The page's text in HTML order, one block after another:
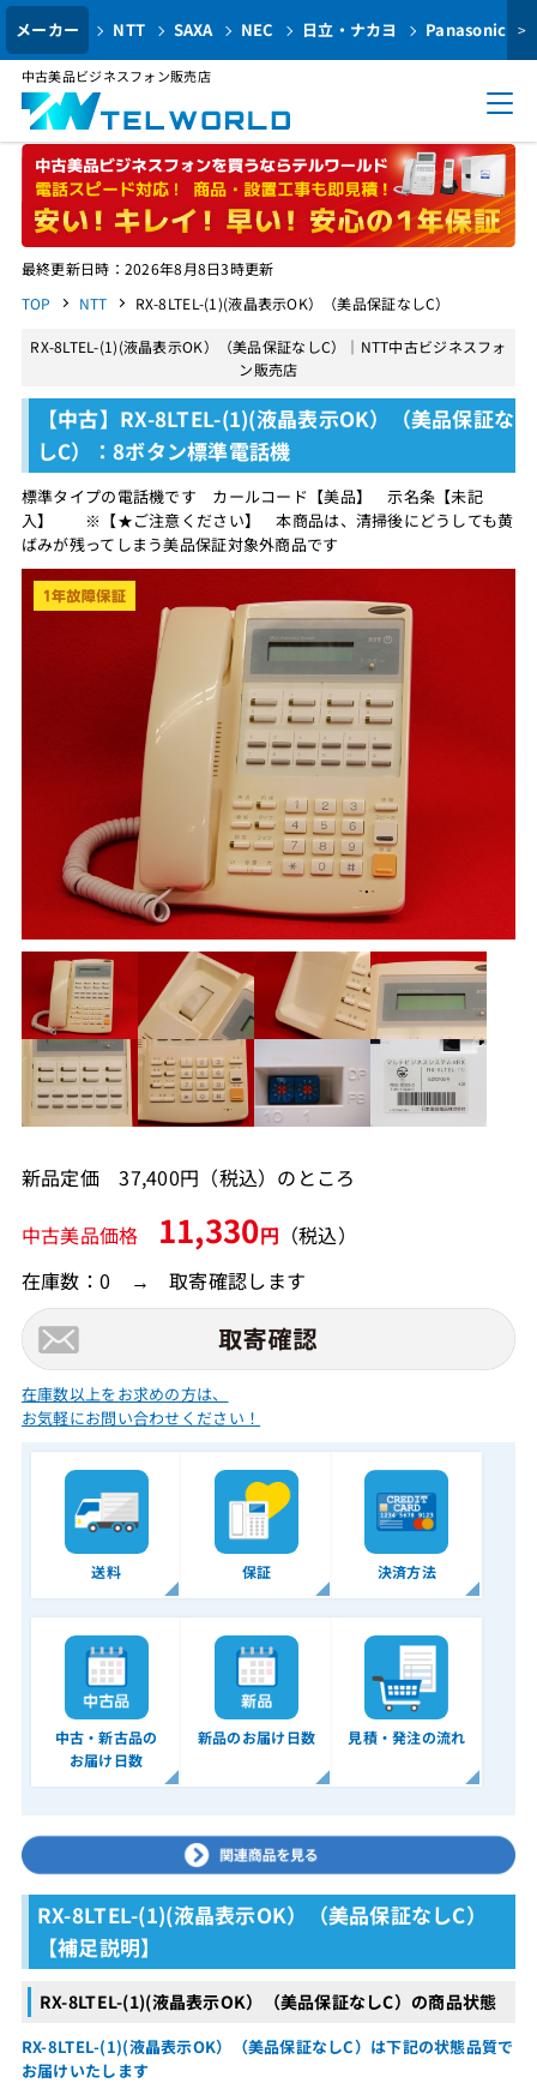
メーカー NTT SAXA NEC 日立・ナカヨ Panasonic >
中古美品ビジネスフォン販売店
最終更新日時：2026年8月8日3時更新
TOP
NTT RX-8LTEL-(1)(液晶表示OK）（美品保証なしC）
RX-8LTEL-(1)(液晶表示OK）（美品保証なしC）｜NTT中古ビジネスフォ
ン販売店
【中古】RX-8LTEL-(1)(液晶表示OK）（美品保証な
しC）：8ボタン標準電話機
標準タイプの電話機です カールコード【美品】 示名条【未記
入】 ※【★ご注意ください】 本商品は、清掃後にどうしても黄
ばみが残ってしまう美品保証対象外商品です
新品定価 37,400円（税込）のところ
中古美品価格 11,330円 （税込）
在庫数：0 → 取寄確認します
在庫数以上をお求めの方は、
お気軽にお問い合わせください！
送料 保証 決済方法
中古・新古品の
お届け日数
新品のお届け日数 見積・発注の流れ
RX-8LTEL-(1)(液晶表示OK）（美品保証なしC）
【補足説明】
RX-8LTEL-(1)(液晶表示OK）（美品保証なしC）の商品状態
RX-8LTEL-(1)(液晶表示OK）（美品保証なしC）は下記の状態品質で
お届けいたします